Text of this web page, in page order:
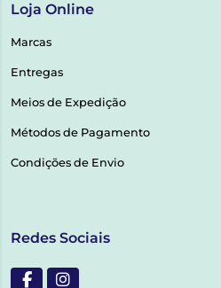
Loja Online
Marcas
Entregas
Meios de Expedição
Métodos de Pagamento
Condições de Envio
Redes Sociais